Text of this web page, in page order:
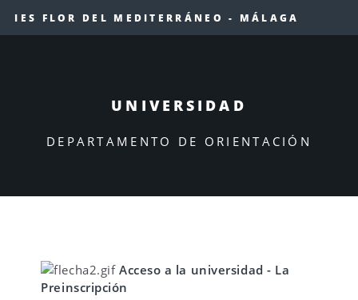
IES FLOR DEL MEDITERRÁNEO - MÁLAGA
UNIVERSIDAD
DEPARTAMENTO DE ORIENTACIÓN
Acceso a la universidad - La
Preinscripción